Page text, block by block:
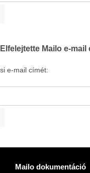
Mailo e-mail
e-mail címét:
Mailo dokumentáció